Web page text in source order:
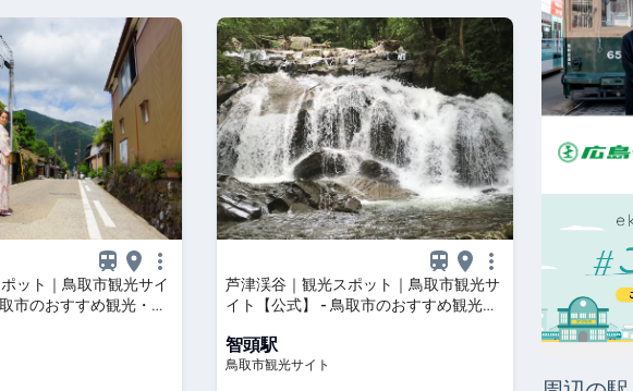
ット｜鳥取市観光サイ
市のおすすめ観光・旅
芦津渓谷｜観光スポット｜鳥取市観光サ
イト【公式】 - 鳥取市のおすすめ観光・
智頭駅
鳥取市観光サイト